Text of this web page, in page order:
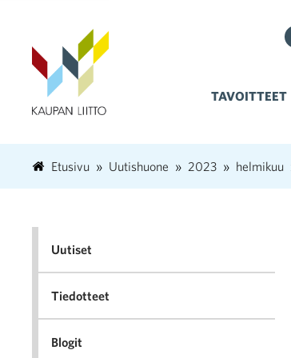
TAVOITTEET
Etusivu Uutishuone 2023 helmikuu
Uutiset
Tiedotteet
Blogit